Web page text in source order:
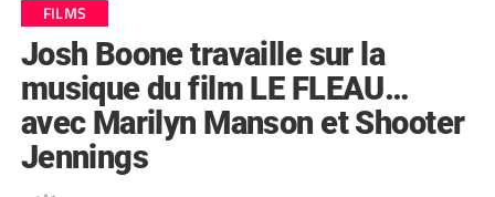
FILMS
Josh Boone travaille sur la
musique du film LE FLEAU…
avec Marilyn Manson et Shooter
Jennings